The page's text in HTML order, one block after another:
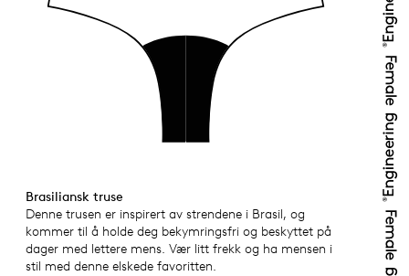
Brasiliansk truse
Denne trusen er inspirert av strendene i Brasil, og
kommer til å holde deg bekymringsfri og beskyttet på
dager med lettere mens. Vær litt frekk og ha mensen i
stil med denne elskede favoritten.